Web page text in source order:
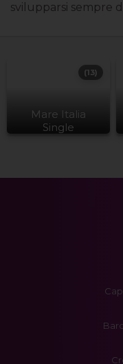
svilupparsi sempre
Mare Italia
Single
(13)